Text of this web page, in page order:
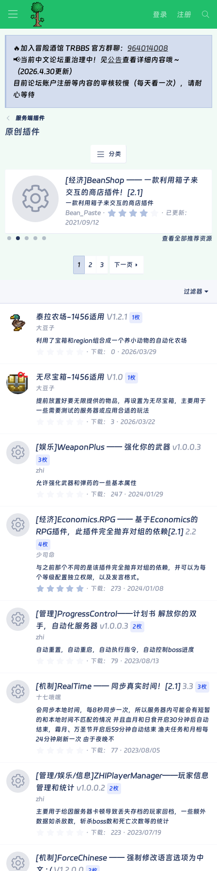
登录 注册
🔥加入冒险酒馆 TRBBS 官方群聊： 964014008
📢当前中文论坛重治理中！见公告查看详细内容哦～
（2026.4.30更新）
目前论坛账户注册等内容的审核较慢（每天看一次），请耐
心等待
服务端插件
原创插件
分类
资源图标
[经济]BeanPoints —— 豆点经济,游戏
内虚拟货币[2.1]
一款经济类插件API,游戏内的虚拟货币
Bean_Paste
4
5
星
已更新：
2021/08/02
查看全部推荐资源
1 2 3 下一页
过滤器
泰拉农场-1456适用 V1.2.1 1枚
大豆子
利用了宝箱和region组合成一个养小动物的自动化农场
0
0
星
下载 0 2026/03/29
无尽宝箱-1456适用 V1.0 1枚
大豆子
提前放置好要无限提供的物品，再设置为无尽宝箱，主要用于
一些需要测试的服务器或应用合适的玩法
0
星
下载 3 2026/03/22
图
[娱乐]WeaponPlus —— 强化你的武器 v1.0.0.3
3枚
zhi
允许强化武器和弹药的一些基本属性
0
星
下载 247 2024/01/29
标
[经济]Economics.RPG —— 基于Economics的
RPG插件，此插件完全抛弃对组的依赖[2.1] 2.2
4枚
少司命
与之前那个不同的是该插件完全抛弃对组的依赖，并可以为每
个等级配置独立权限，以及发言格式。
5
星
下载 273 2024/01/08
图
[管理]ProgressControl——计划书 解放你的双
手，自动化服务器 v1.0.0.3 2枚
zhi
自动重置，自动重启，自动执行指令，自动控制boss进度
0
星
下载 79 2023/08/13
图
标
[机制]RealTime —— 同步真实时间！[2.1] 3.3 3枚
十七哦嘿
会同步本地时间，每8秒同步一次，所以服务器内可能会有短暂
的和本地时间不匹配的情况 并且血月和日食开启30分钟后自动
结束，霜月、万圣节开启后59分钟自动结束 渔夫任务和月相每
24分钟刷新一次 由于夜晚不
0
0
星
下载 77 2023/08/05
图
[管理/娱乐/信息]ZHIPlayerManager——玩家信息
管理和统计 v1.0.0.2 2枚
zhi
主要用于给因服务器卡顿导致丢失存档的玩家回档，一些额外
数据如杀敌数，斩杀boss数和死亡次数等的统计
0
0
星
下载 223 2023/07/19
[机制]ForceChinese —— 强制修改语言选项为中